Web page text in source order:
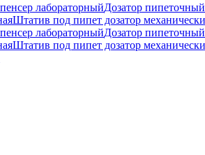
лабораторныйДозатор
Штатив под пипет дозатор
лабораторныйДозатор
Штатив под пипет дозатор